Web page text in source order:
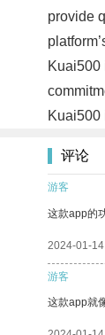
provide
Kuai500
Kuai500
评论
游客
这款app的
2024-01-14
游客
这款app就